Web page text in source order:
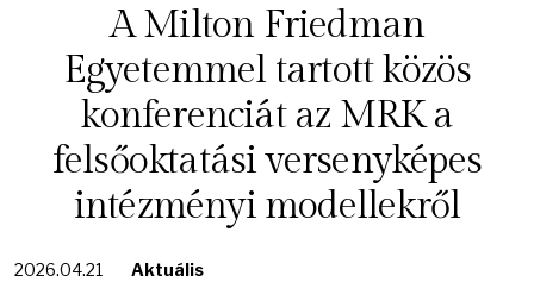
A Milton Friedman
Egyetemmel tartott közös
konferenciát az MRK a
felsőoktatási versenyképes
intézményi modellekről
2026.04.21 Aktuális